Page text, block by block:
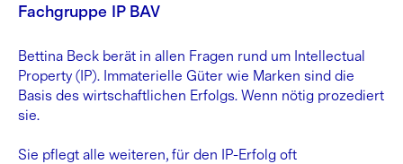
Fachgruppe IP BAV
Bettina Beck berät in allen Fragen rund um Intellectual
Property (IP). Immaterielle Güter wie Marken sind die
Basis des wirtschaftlichen Erfolgs. Wenn nötig prozediert
sie.
Sie pflegt alle weiteren, für den IP-Erfolg oft